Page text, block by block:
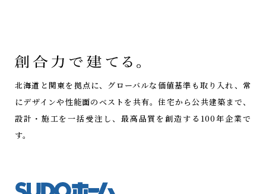
北海道と関東を拠点に、グローバルな価値基準も取り入れ、常
にデザインや性能面のベストを共有。住宅から公共建築まで、
設計・施工を一括受注し、最高品質を創造する100年企業で
す。